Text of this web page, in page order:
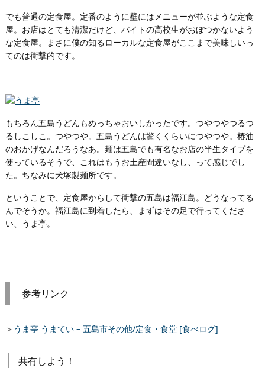
でも普通の定食屋。定番のように壁にはメニューが並ぶような定食
屋。お店はとても清潔だけど、バイトの高校生がおぼつかないよう
な定食屋。まさに僕の知るローカルな定食屋がここまで美味しいっ
てのは衝撃的です。
もちろん五島うどんもめっちゃおいしかったです。つやつやつるつ
るしこしこ。つやつや。五島うどんは驚くくらいにつやつや。椿油
のおかげなんだろうなあ。麺は五島でも有名なお店の半生タイプを
使っているそうで、これはもうお土産間違いなし、って感じでし
た。ちなみに犬塚製麺所です。
ということで、定食屋からして衝撃の五島は福江島。どうなってる
んでそうか。福江島に到着したら、まずはその足で行ってくださ
い、うま亭。
参考リンク
＞ うま亭 うまてい – 五島市その他/定食・食堂 [食べログ]
共有しよう！